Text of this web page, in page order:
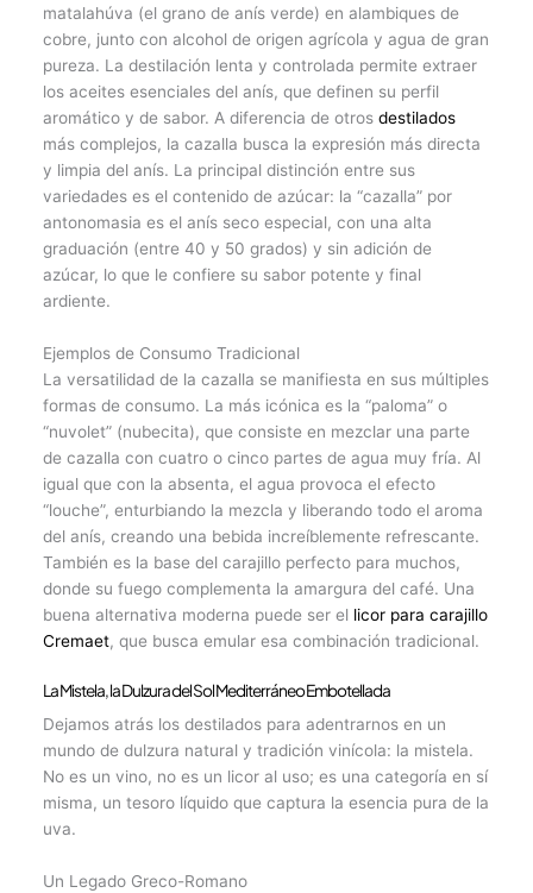
matalahúva (el grano de anís verde) en alambiques de
cobre, junto con alcohol de origen agrícola y agua de gran
pureza. La destilación lenta y controlada permite extraer
los aceites esenciales del anís, que definen su perfil
aromático y de sabor. A diferencia de otrosdestilados
más complejos, la cazalla busca la expresión más directa
y limpia del anís. La principal distinción entre sus
variedades es el contenido de azúcar: la “cazalla” por
antonomasia es el anís seco especial, con una alta
graduación (entre 40 y 50 grados) y sin adición de
azúcar, lo que le confiere su sabor potente y final
ardiente.
Ejemplos de Consumo Tradicional
La versatilidad de la cazalla se manifiesta en sus múltiples
formas de consumo. La más icónica es la “paloma” o
“nuvolet” (nubecita), que consiste en mezclar una parte
de cazalla con cuatro o cinco partes de agua muy fría. Al
igual que con la absenta, el agua provoca el efecto
“louche”, enturbiando la mezcla y liberando todo el aroma
del anís, creando una bebida increíblemente refrescante.
También es la base del carajillo perfecto para muchos,
donde su fuego complementa la amargura del café. Una
buena alternativa moderna puede ser el licor para carajillo
Cremaet, que busca emular esa combinación tradicional.
La Mistela, la Dulzura del Sol Mediterráneo Embotellada
Dejamos atrás los destilados para adentrarnos en un
mundo de dulzura natural y tradición vinícola: la mistela.
No es un vino, no es un licor al uso; es una categoría en sí
misma, un tesoro líquido que captura la esencia pura de la
uva.
Un Legado Greco-Romano